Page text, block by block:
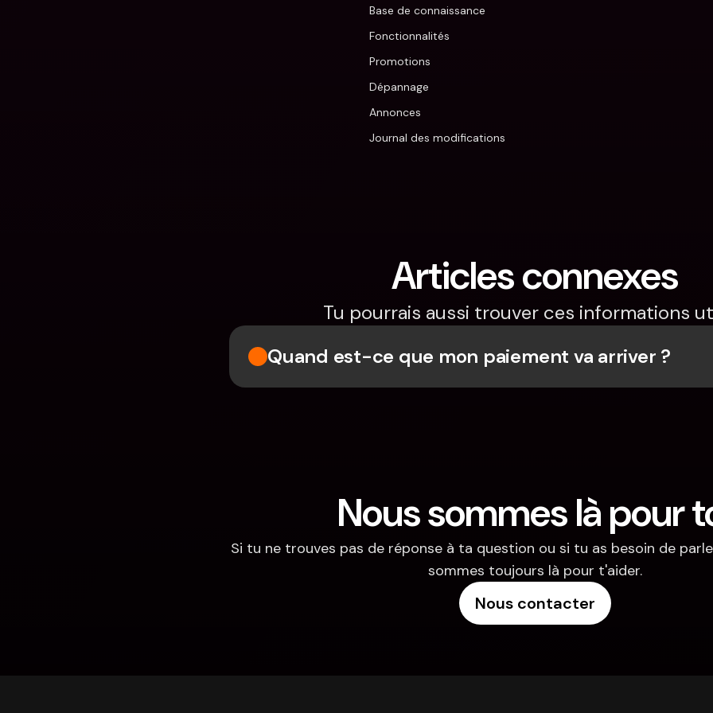
Base de connaissance
Fonctionnalités
Promotions
Dépannage
Annonces
Journal des modifications
Articles connexes
Tu pourrais aussi trouver ces informations
Quand est-ce que mon paiement va arriver ?
Nous sommes là pour
Si tu ne trouves pas de réponse à ta question ou si tu as besoin de
sommes toujours là pour t'aider.
Nous contacter